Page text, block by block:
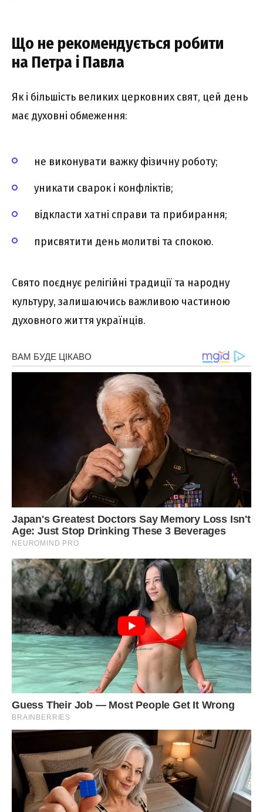
Що не рекомендується робити
на Петра і Павла
Як і більшість великих церковних свят, цей день
має духовні обмеження:
не виконувати важку фізичну роботу;
уникати сварок і конфліктів;
відкласти хатні справи та прибирання;
присвятити день молитві та спокою.
Свято поєднує релігійні традиції та народну
культуру, залишаючись важливою частиною
духовного життя українців.